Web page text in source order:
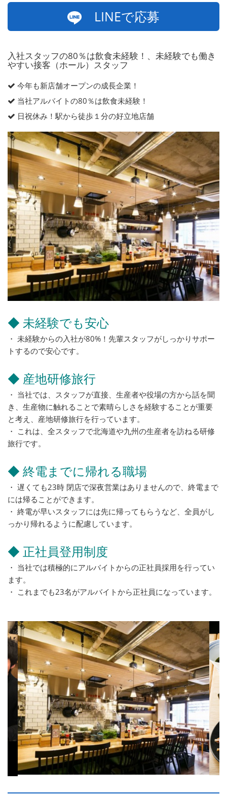
LINEで応募
入社スタッフの80％は飲食未経験！、未経験でも働き
やすい接客（ホール）スタッフ
今年も新店舗オープンの成長企業！
当社アルバイトの80％は飲食未経験！
日祝休み！駅から徒歩１分の好立地店舗
◆ 未経験でも安心
・ 未経験からの入社が80%！先輩スタッフがしっかりサポー
トするので安心です。
◆ 産地研修旅行
・ 当社では、スタッフが直接、生産者や役場の方から話を聞
き、生産物に触れることで素晴らしさを経験することが重要
と考え、産地研修旅行を行っています。
・ これは、全スタッフで北海道や九州の生産者を訪ねる研修
旅行です。
◆ 終電までに帰れる職場
・ 遅くても23時 閉店で深夜営業はありませんので、終電まで
には帰ることができます。
・ 終電が早いスタッフには先に帰ってもらうなど、全員がし
っかり帰れるように配慮しています。
◆ 正社員登用制度
・ 当社では積極的にアルバイトからの正社員採用を行ってい
ます。
・ これまでも23名がアルバイトから正社員になっています。